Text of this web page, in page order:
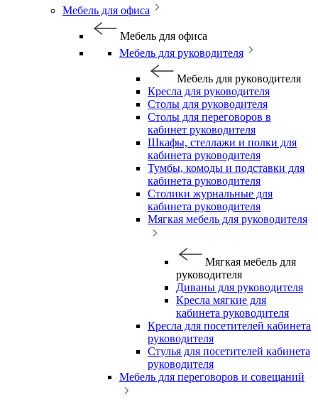
Мебель для офиса
Мебель для офиса
Мебель для руководителя
Мебель для руководителя
Кресла для руководителя
Столы для руководителя
Столы для переговоров в
кабинет руководителя
Шкафы, стеллажи и полки для
кабинета руководителя
Тумбы, комоды и подставки для
кабинета руководителя
Столики журнальные для
кабинета руководителя
Мягкая мебель для руководителя
Мягкая мебель для
руководителя
Диваны для руководителя
Кресла мягкие для
кабинета руководителя
Кресла для посетителей кабинета
руководителя
Стулья для посетителей кабинета
руководителя
Мебель для переговоров и совещаний